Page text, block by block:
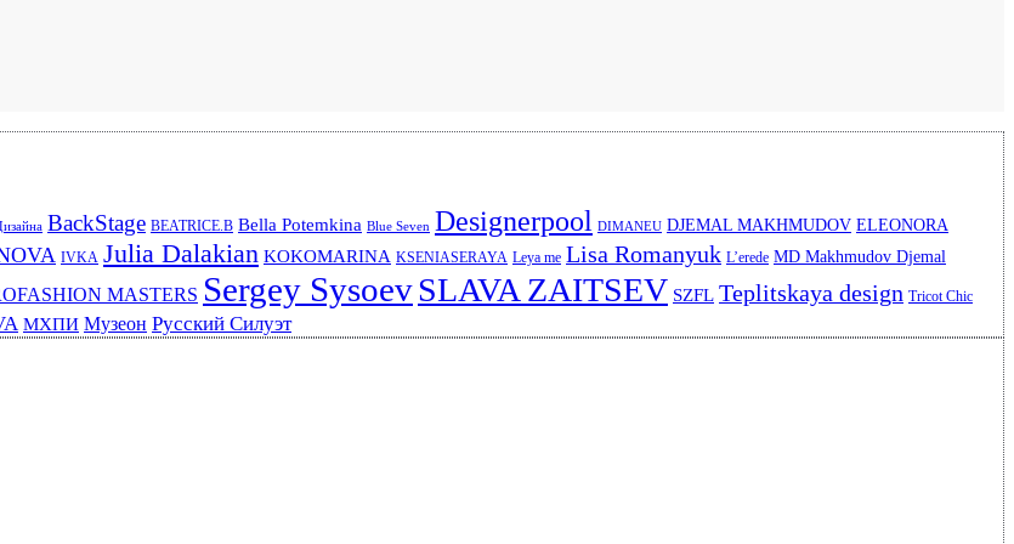
BackStage BEATRICE.B Bella Potemkina Blue Seven Designerpool DIMANEU DJEMAL MAKHMUDOV ELEONORA
IVKA Julia Dalakian KOKOMARINA KSENIASERAYA Leya me Lisa Romanyuk L’erede MD Makhmudov Djemal
MASTERS Sergey SysoevSLAVA ZAITSEV SZFL Teplitskaya design Tricot Chic
МХПИ Музеон Русский Силуэт